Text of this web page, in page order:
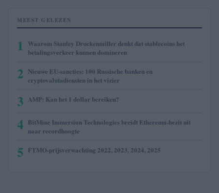
MEEST GELEZEN
1
Waarom Stanley Druckenmiller denkt dat stablecoins het
betalingsverkeer kunnen domineren
2 Nieuwe EU-sancties: 100 Russische banken en
cryptovalutadiensten in het vizier
3 AMP: Kan het 1 dollar bereiken?
4 BitMine Immersion Technologies breidt Ethereum-bezit uit
naar recordhoogte
5 FTMO-prijsverwachting 2022, 2023, 2024, 2025